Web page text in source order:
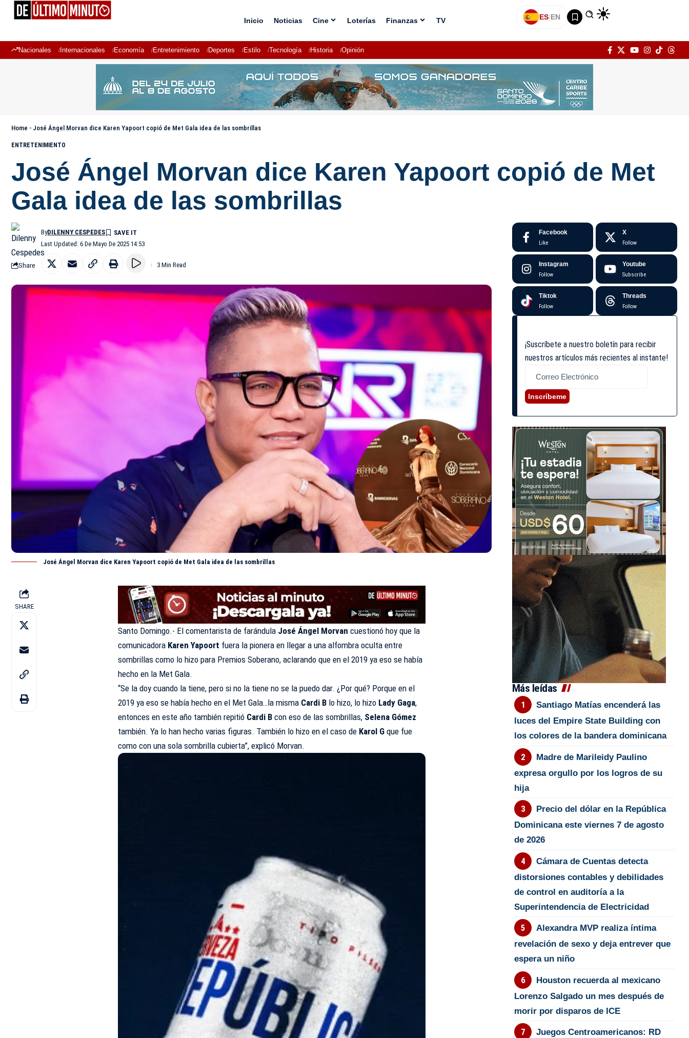
Inicio Noticias Cine Loterías Finanzas TV ES|EN
Nacionales Internacionales Economía Entretenimiento Deportes Estilo Tecnología Historia Opinión
Home - José Ángel Morvan dice Karen Yapoort copió de Met Gala idea de las sombrillas
ENTRETENIMIENTO
José Ángel Morvan dice Karen Yapoort copió de Met
Gala idea de las sombrillas
Last Updated: 6 De Mayo De 2025 14:53
ByDILENNY CESPEDES
Share 3 Min Read
José Ángel Morvan dice Karen Yapoort copió de Met Gala idea de las sombrillas
SHARE
Santo Domingo.- El comentarista de farándula José Ángel Morvancuestionó hoy que la
comunicadora Karen Yapoort fuera la pionera en llegar a una alfombra oculta entre
sombrillas como lo hizo para Premios Soberano, aclarando que en el 2019 ya eso se había
hecho en la Met Gala.
“Se la doy cuando la tiene, pero si no la tiene no se la puedo dar. ¿Por qué? Porque en el
2019 ya eso se había hecho en el Met Gala…la misma Cardi B lo hizo, lo hizo Lady Gaga,
entonces en este año también repitió Cardi B con eso de las sombrillas, Selena Gómez
también. Ya lo han hecho varias figuras. También lo hizo en el caso de Karol G que fue
como con una sola sombrilla cubierta”, explicó Morvan.
Facebook
Like
X
Follow
Instagram
Follow
Youtube
Subscribe
Tiktok
Follow
Threads
Follow
¡Suscríbete a nuestro boletín para recibir
nuestros artículos más recientes al instante!
Inscríbeme
Más leídas
Santiago Matías encenderá las
luces del Empire State Building con
los colores de la bandera dominicana
Madre de Marileidy Paulino
expresa orgullo por los logros de su
hija
Precio del dólar en la República
Dominicana este viernes 7 de agosto
de 2026
Cámara de Cuentas detecta
distorsiones contables y debilidades
de control en auditoría a la
Superintendencia de Electricidad
Alexandra MVP realiza íntima
revelación de sexo y deja entrever que
espera un niño
Houston recuerda al mexicano
Lorenzo Salgado un mes después de
morir por disparos de ICE
Juegos Centroamericanos: RD